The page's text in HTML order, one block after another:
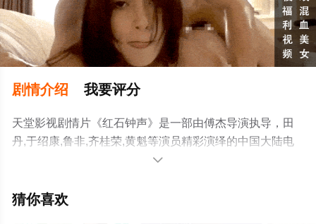
剧情介绍 我要评分
天堂影视剧情片《红石钟声》是一部由傅杰导演执导，田
丹,于绍康,鲁非,齐桂荣,黄魁等演员精彩演绎的中国大陆电
影，大结局剧情已揭晓（1-1全集），手机免费观看高清未
步至豆瓣电影、电视猫或剧情网等平台了解。

猜你喜欢